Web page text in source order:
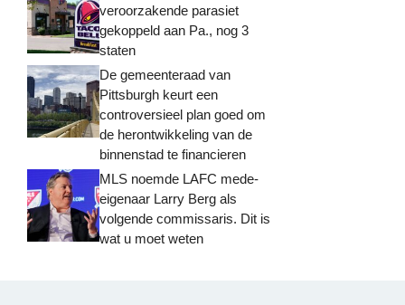
veroorzakende parasiet
gekoppeld aan Pa., nog 3
staten
De gemeenteraad van
Pittsburgh keurt een
controversieel plan goed om
de herontwikkeling van de
binnenstad te financieren
MLS noemde LAFC mede-
eigenaar Larry Berg als
volgende commissaris. Dit is
wat u moet weten